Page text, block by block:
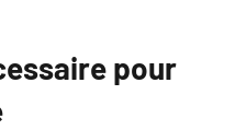
pour